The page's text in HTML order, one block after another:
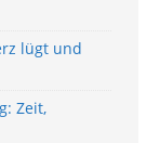
lügt und
Zeit,